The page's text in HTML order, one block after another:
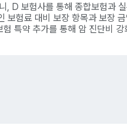
, D 보험사를 통해 종합보험과
험료 대비 보장 항목과 보장
특약 추가를 통해 암 진단비